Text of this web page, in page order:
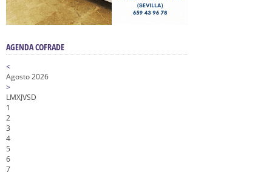
AGENDA COFRADE
<
Agosto 2026
>
LMXJVSD
1
2
3
4
5
6
7